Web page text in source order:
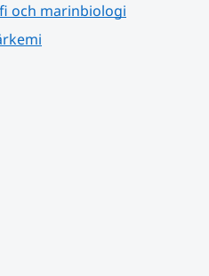
och marinbiologi